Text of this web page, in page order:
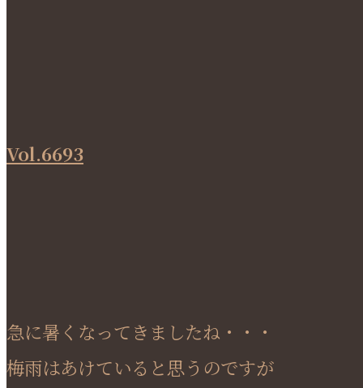
Vol.6693
急に暑くなってきましたね・・・
梅雨はあけていると思うのですが